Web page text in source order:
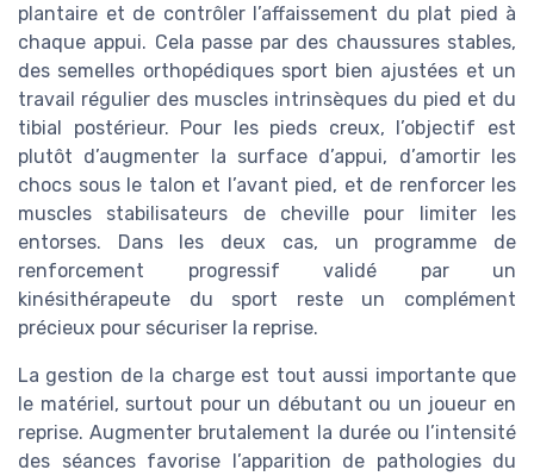
plantaire et de contrôler l’affaissement du plat pied à
chaque appui. Cela passe par des chaussures stables,
des semelles orthopédiques sport bien ajustées et un
travail régulier des muscles intrinsèques du pied et du
tibial postérieur. Pour les pieds creux, l’objectif est
plutôt d’augmenter la surface d’appui, d’amortir les
chocs sous le talon et l’avant pied, et de renforcer les
muscles stabilisateurs de cheville pour limiter les
entorses. Dans les deux cas, un programme de
renforcement progressif validé par un
kinésithérapeute du sport reste un complément
précieux pour sécuriser la reprise.
La gestion de la charge est tout aussi importante que
le matériel, surtout pour un débutant ou un joueur en
reprise. Augmenter brutalement la durée ou l’intensité
des séances favorise l’apparition de pathologies du